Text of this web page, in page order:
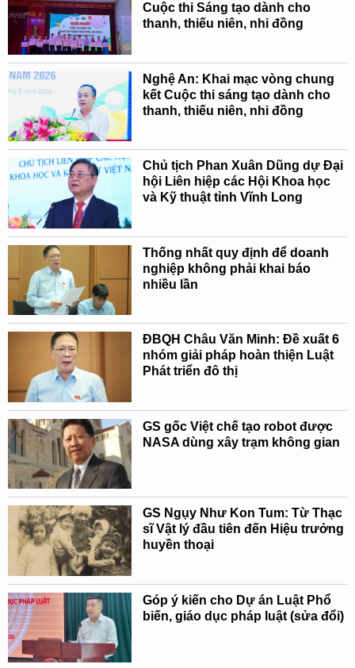
Cuộc thi Sáng tạo dành cho
thanh, thiếu niên, nhi đồng
Nghệ An: Khai mạc vòng chung
kết Cuộc thi sáng tạo dành cho
thanh, thiếu niên, nhi đồng
Chủ tịch Phan Xuân Dũng dự Đại
hội Liên hiệp các Hội Khoa học
và Kỹ thuật tỉnh Vĩnh Long
Thống nhất quy định để doanh
nghiệp không phải khai báo
nhiều lần
ĐBQH Châu Văn Minh: Đề xuất 6
nhóm giải pháp hoàn thiện Luật
Phát triển đô thị
GS gốc Việt chế tạo robot được
NASA dùng xây trạm không gian
GS Ngụy Như Kon Tum: Từ Thạc
sĩ Vật lý đầu tiên đến Hiệu trưởng
huyền thoại
Góp ý kiến cho Dự án Luật Phổ
biến, giáo dục pháp luật (sửa đổi)